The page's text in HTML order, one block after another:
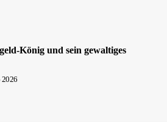
König und sein gewaltiges
2026